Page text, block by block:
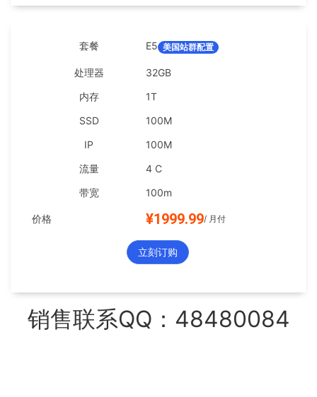
E5 美国站群配置
32GB
1T
100M
100M
4 C
100m
¥1999.99/ 月付
立刻订购
销售联系QQ：48480084